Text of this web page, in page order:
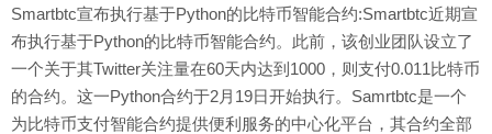
Smartbtc宣布执行基于Python的比特币智能合约:Smartbtc近期宣
布执行基于Python的比特币智能合约。此前，该创业团队设立了
一个关于其Twitter关注量在60天内达到1000，则支付0.011比特币
的合约。这一Python合约于2月19日开始执行。Samrtbtc是一个
为比特币支付智能合约提供便利服务的中心化平台，其合约全部